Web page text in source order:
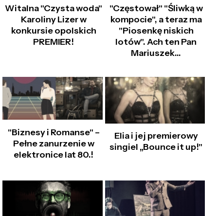
Witalna "Czysta woda"
Karoliny Lizer w
konkursie opolskich
PREMIER!
"Częstował" "Śliwką w
kompocie", a teraz ma
"Piosenkę niskich
lotów". Ach ten Pan
Mariuszek…
"Biznesy i Romanse" –
Pełne zanurzenie w
elektronice lat 80.!
Elia i jej premierowy
singiel „Bounce it up!"